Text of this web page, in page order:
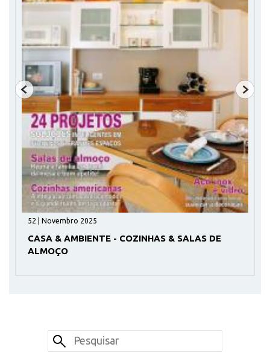
52 | Novembro 2025
CASA & AMBIENTE - COZINHAS & SALAS DE
ALMOÇO